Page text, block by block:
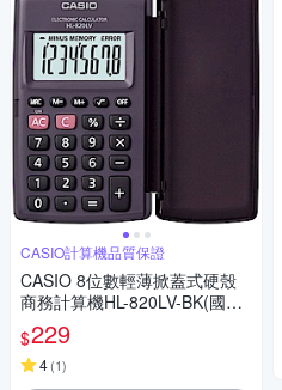
CASIO計算機品質保證
CASIO 8位數輕薄掀蓋式硬殼
商務計算機HL-820LV-BK(國家
考試專用機種)
$229
4(1)